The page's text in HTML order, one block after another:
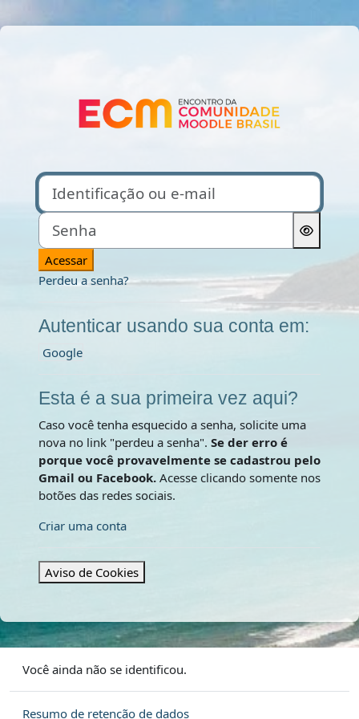
Identificação ou e-mail
Senha
Acessar
Perdeu a senha?
Autenticar usando sua conta em:
Google
Esta é a sua primeira vez aqui?
Caso você tenha esquecido a senha, solicite uma
nova no link "perdeu a senha". Se der erro é
porque você provavelmente se cadastrou pelo
Gmail ou Facebook. Acesse clicando somente nos
botões das redes sociais.
Criar uma conta
Aviso de Cookies
Você ainda não se identificou.
Resumo de retenção de dados